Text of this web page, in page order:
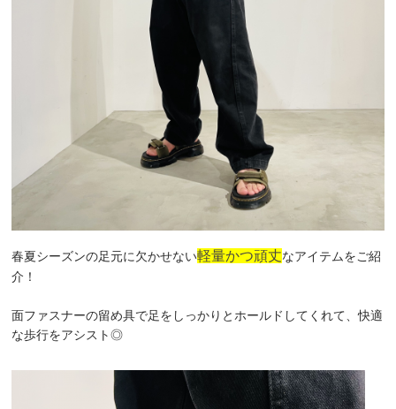
春夏シーズンの足元に欠かせない軽量かつ頑丈なアイテムをご紹
介！
面ファスナーの留め具で足をしっかりとホールドしてくれて、快適
な歩行をアシスト◎